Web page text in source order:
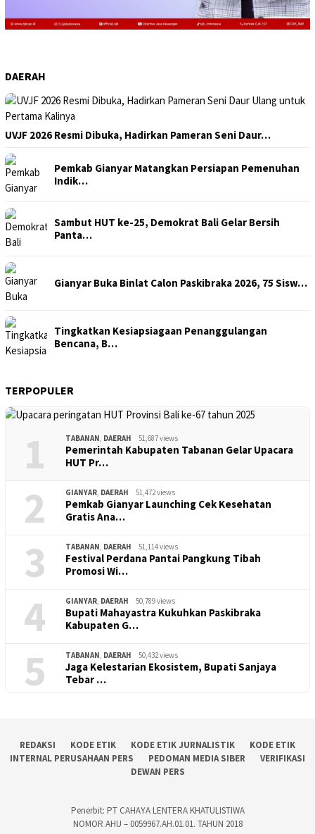
DAERAH
UVJF 2026 Resmi Dibuka, Hadirkan Pameran Seni Daur…
Pemkab Gianyar Matangkan Persiapan Pemenuhan
Indik…
Sambut HUT ke-25, Demokrat Bali Gelar Bersih
Panta…
Gianyar Buka Binlat Calon Paskibraka 2026, 75 Sisw…
Tingkatkan Kesiapsiagaan Penanggulangan
Bencana, B…
TERPOPULER
1 TABANAN DAERAH 51,687 views
Pemerintah Kabupaten Tabanan Gelar Upacara
HUT Pr…
2 GIANYAR DAERAH 51,472 views
Pemkab Gianyar Launching Cek Kesehatan
Gratis Ana…
3 TABANAN DAERAH 51,114 views
Festival Perdana Pantai Pangkung Tibah
Promosi Wi…
4 GIANYAR DAERAH 50,789 views
Bupati Mahayastra Kukuhkan Paskibraka
Kabupaten G…
5 TABANAN DAERAH 50,432 views
Jaga Kelestarian Ekosistem, Bupati Sanjaya
Tebar …
REDAKSI KODE ETIK KODE ETIK JURNALISTIK
KODE ETIK
INTERNAL PERUSAHAAN PERS
PEDOMAN MEDIA SIBER
VERIFIKASI
DEWAN PERS
Penerbit: PT CAHAYA LENTERA KHATULISTIWA
NOMOR AHU – 0059967.AH.01.01. TAHUN 2018